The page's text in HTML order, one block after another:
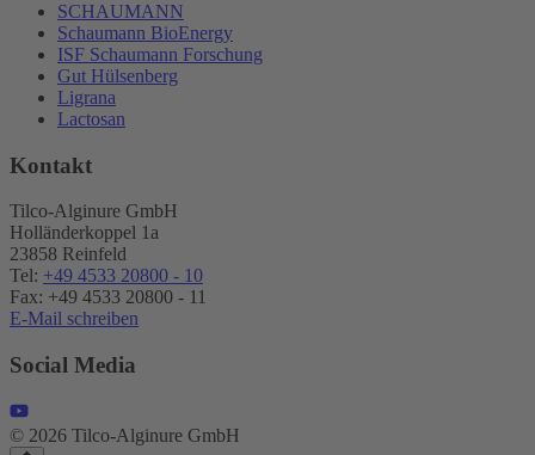
SCHAUMANN
Schaumann BioEnergy
ISF Schaumann Forschung
Gut Hülsenberg
Ligrana
Lactosan
Kontakt
Tilco-Alginure GmbH
Holländerkoppel 1a
23858 Reinfeld
Tel: +49 4533 20800 - 10
Fax: +49 4533 20800 - 11
E-Mail schreiben
Social Media
© 2026 Tilco-Alginure GmbH